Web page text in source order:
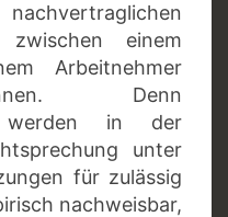
zwischen einem
Arbeitnehmer
Denn
werden in der
unter
für zulässig
nachweisbar,